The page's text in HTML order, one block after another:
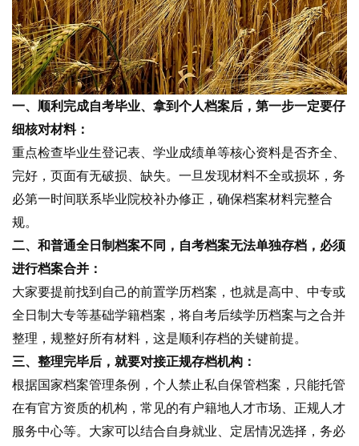
一、顺利完成自考毕业、拿到个人档案后，第一步一定要仔
细核对材料：
重点检查毕业生登记表、学业成绩单等核心资料是否齐全、
完好，页面有无破损、缺失。一旦发现材料不全或损坏，务
必第一时间联系毕业院校补办修正，确保档案材料完整合
规。
二、和普通全日制档案不同，自考档案无法单独存档，必须
进行档案合并：
大家要提前找到自己的前置学历档案，也就是高中、中专或
全日制大专等基础学籍档案，将自考后续学历档案与之合并
整理，规整好所有材料，这是顺利存档的关键前提。
三、整理完毕后，就要对接正规存档机构：
根据国家档案管理条例，个人禁止私自保管档案，只能托管
在有官方资质的机构，常见的有户籍地人才市场、正规人才
服务中心等。大家可以结合自身就业、定居情况选择，务必